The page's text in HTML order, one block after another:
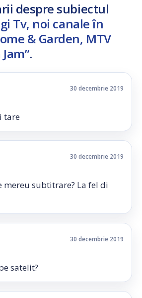
despre subiectul
Tv, noi canale în
& Garden, MTV
.
30 decembrie 2019
tare
30 decembrie 2019
mereu subtitrare? La fel di
30 decembrie 2019
satelit?